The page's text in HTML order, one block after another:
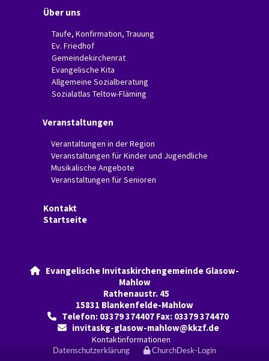
Über uns
Taufe, Konfirmation, Trauung
Ev. Friedhof
Gemeindekirchenrat
Evangelische Kita
Allgemeine Sozialberatung
Sozialatlas Teltow-Fläming
Veranstaltungen
Verantaltungen in der Region
Veranstaltungen für Kinder und Jugendliche
Musikalische Angebote
Veranstaltungen für Senioren
Kontakt
Startseite

Evangelische Invitaskirchengemeinde Glasow-
Mahlow
Rathenaustr. 45
15831 Blankenfelde-Mahlow
 Telefon: 03379 374407 Fax: 03379 374470
invitaskg-glasow-mahlow@kkzf.de
Kontaktinformationen
Datenschutzerklärung ChurchDesk-Login